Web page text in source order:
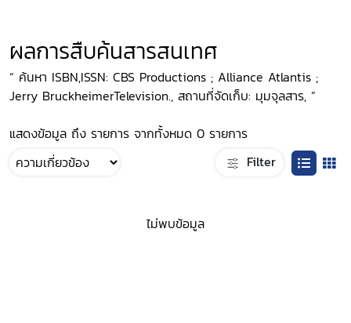
ผลการสืบค้นสารสนเทศ
“ ค้นหา ISBN,ISSN: CBS Productions ; Alliance Atlantis ;
Jerry BruckheimerTelevision., สถานที่จัดเก็บ: มุมจุลสาร, ”
แสดงข้อมูล ถึง รายการ จากทั้งหมด 0 รายการ
Filter
ไม่พบข้อมูล